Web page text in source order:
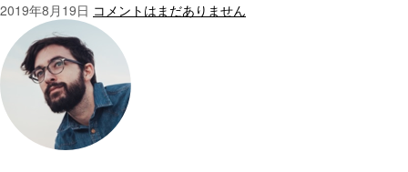
2019年8月19日 コメントはまだありません